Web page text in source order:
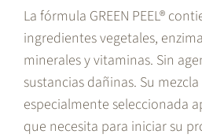
La fórmula GREEN PEEL®
ingredientes vegetales,
minerales y vitaminas. Sin
sustancias dañinas. Su
especialmente seleccionada
que necesita para iniciar su